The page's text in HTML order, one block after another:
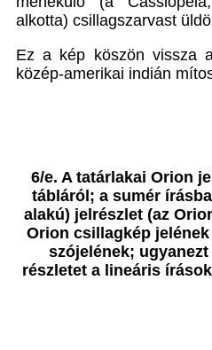
alkotta) csillagszarvast
Ez a kép köszön vissza
közép-amerikai indián
6/e. A tatárlakai Orion
tábláról; a sumér
alakú) jelrészlet (az
Orion csillagkép
szójelének;
részletet a lineáris